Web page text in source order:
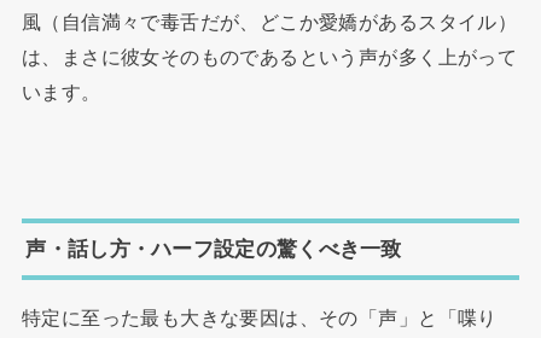
風（自信満々で毒舌だが、どこか愛嬌があるスタイル）
は、まさに彼女そのものであるという声が多く上がって
います。
声・話し方・ハーフ設定の驚くべき一致
特定に至った最も大きな要因は、その「声」と「喋り